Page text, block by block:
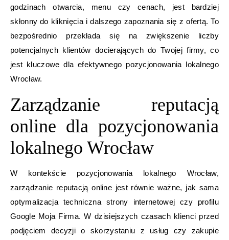
godzinach otwarcia, menu czy cenach, jest bardziej
skłonny do kliknięcia i dalszego zapoznania się z ofertą. To
bezpośrednio przekłada się na zwiększenie liczby
potencjalnych klientów docierających do Twojej firmy, co
jest kluczowe dla efektywnego pozycjonowania lokalnego
Wrocław.
Zarządzanie reputacją
online dla pozycjonowania
lokalnego Wrocław
W kontekście pozycjonowania lokalnego Wrocław,
zarządzanie reputacją online jest równie ważne, jak sama
optymalizacja techniczna strony internetowej czy profilu
Google Moja Firma. W dzisiejszych czasach klienci przed
podjęciem decyzji o skorzystaniu z usług czy zakupie